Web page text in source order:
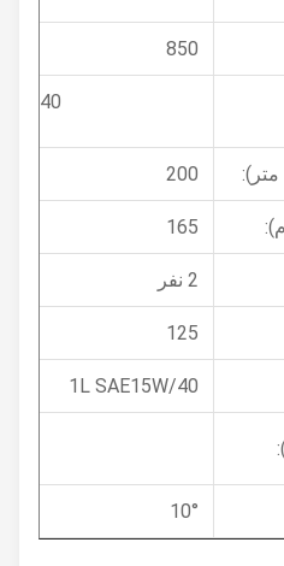
1340 میلی متر
1L SAE15W/40